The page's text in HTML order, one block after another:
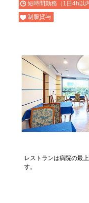
短時間勤務（1日4h以
制服貸与
レストランは病院の最
す。